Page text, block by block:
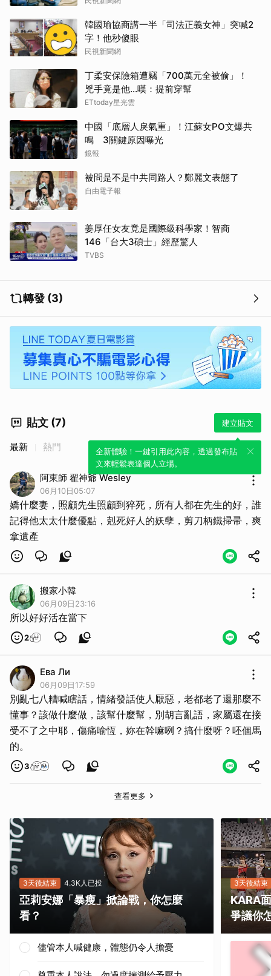
韓國瑜協商講一半「司法正義女神」突喊2
字！他秒傻眼
民視新聞網
丁柔安保險箱遭竊「700萬元全被偷」！
兇手竟是他...嘆：提前穿幫
ETtoday星光雲
中國「底層人戾氣重」！江蘇女PO文爆共
鳴 3關鍵原因曝光
鏡報
被問是不是中共同路人？鄭麗文表態了
自由電子報
姜厚任女友竟是國際級科學家！智商
146「台大3碩士」經歷驚人
TVBS
轉發 (3)
貼文 (7) 建立貼文
全新體驗！一鍵引用此內容，透過發布貼
文來輕鬆表達個人立場。
最新 熱門
阿東師 翟神爺 Wesley
06月10日05:07
嬌什麼妻，照顧先生照顧到猝死，所有人都在先生的好，誰
記得他太太什麼優點，剋死好人的妖孽，剪刀柄鐵掃帚，爽
拿遺產
搬家小韓
06月09日23:16
所以好好活在當下
2
Ева Ли
06月09日17:59
別亂七八糟喊瞎話，情緒發話使人厭惡，老都老了還那麼不
懂事？該做什麼做，該幫什麼幫，別胡言亂語，家屬還在接
受不了之中耶，傷痛喻恆，妳在幹嘛咧？搞什麼呀？呸個馬
的。
3
查看更多
3天後結束 4.3K人已投
亞莉安娜「暴瘦」掀論戰，你怎麼
看？
儘管本人喊健康，體態仍令人擔憂
3天後結束
KARA
爭議你